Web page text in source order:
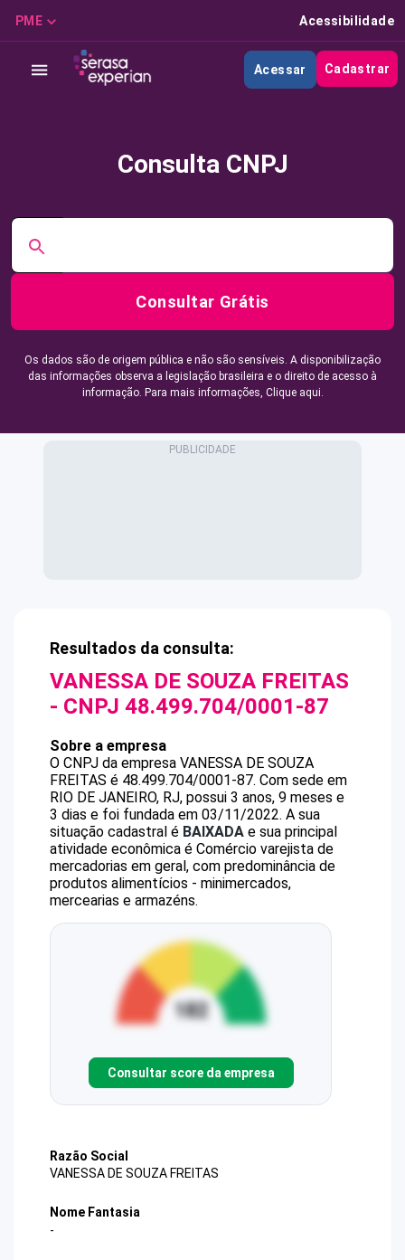
PME Acessibilidade
Acessar Cadastrar
Consulta CNPJ
Consultar Grátis
Os dados são de origem pública e não são sensíveis. A disponibilização
das informações observa a legislação brasileira e o direito de acesso à
informação. Para mais informações, Clique aqui.
Resultados da consulta:
VANESSA DE SOUZA FREITAS
- CNPJ 48.499.704/0001-87
Sobre a empresa
O CNPJ da empresa VANESSA DE SOUZA
FREITAS é 48.499.704/0001-87. Com sede em
RIO DE JANEIRO, RJ, possui 3 anos, 9 meses e
3 dias e foi fundada em 03/11/2022. A sua
situação cadastral é BAIXADA e sua principal
atividade econômica é Comércio varejista de
mercadorias em geral, com predominância de
produtos alimentícios - minimercados,
mercearias e armazéns.
Consultar score da empresa
Razão Social
VANESSA DE SOUZA FREITAS
Nome Fantasia
-